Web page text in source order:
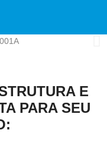
E
PARA SEU